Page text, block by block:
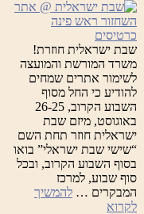
כרטיסים
שבת ישראלית חוזרת!
משרד המורשת והמועצה
לשימור אתרים שמחים
להודיע כי החל מסוף
השבוע הקרוב, 26-25
באוגוסט, מיזם שבת
ישראלית חוזר תחת השם
“שישי שבת ישראלי” בואו
בסוף השבוע הקרוב, ובכל
סוף שבוע, למרכז
המבקרים … להמשיך
לקרוא